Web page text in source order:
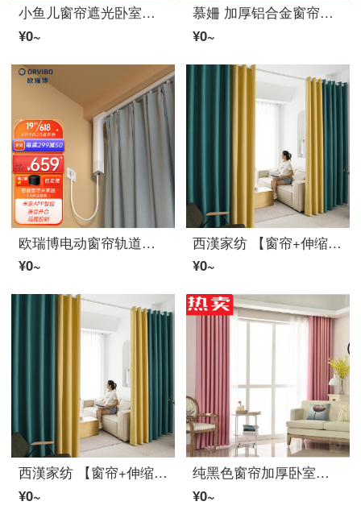
小鱼儿窗帘遮光卧室轻奢遮阳帘棉リネン遮光窗帘免打孔飘窗遮光ファブリック生地窗帘轨道定制暗纹肌理ファブリックカーテン 灰紫拼米色 挂钩每米单价
¥0~
慕姍 加厚铝合金窗帘杆静音罗马杆单杆双杆窗帘轨道顶装侧装可上门安装小清新标价为单杆双杆拍双倍米数 典雅白 单杆侧装每米价格（双杆拍双倍米数）
¥0~
欧瑞博电动窗帘轨道电机米家APP直联WiFi语音控制支持天喵小爱小度定制轨4米智能窗帘
¥0~
西漢家纺 【窗帘+伸缩杆】免打孔罗马伸缩杆窗帘全遮光简约成品卧室阳台客厅飘窗窗帘ファブリック生地防晒隔断遮阳帘 孔雀蓝+明黄双拼 适用宽2.6-3.1米【帘高2.0米】双开
¥0~
西漢家纺 【窗帘+伸缩杆】免打孔罗马伸缩杆窗帘全遮光简约成品卧室阳台客厅飘窗窗帘ファブリック生地防晒隔断遮阳帘 孔雀蓝+明黄双拼 适用宽2.6-3.1米【帘高2.0米】双开
¥0~
纯黑色窗帘加厚卧室定做摄影背景投影仪器罩暗房间隔断的 粉红色 粉色、玫红、大红 宽3.8米高联系
¥0~